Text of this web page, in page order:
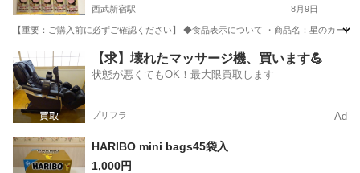
西武新宿駅 8月9日
【重要：ご購入前に必ずご確認ください】 ◆食品表示について ・商品名：星のカー
東京 杉並区 西武新宿駅 食品
【求】壊れたマッサージ機、買います💪
状態が悪くてもOK！最大限買取します
プリフラ Ad
HARIBO mini bags45袋入
1,000円